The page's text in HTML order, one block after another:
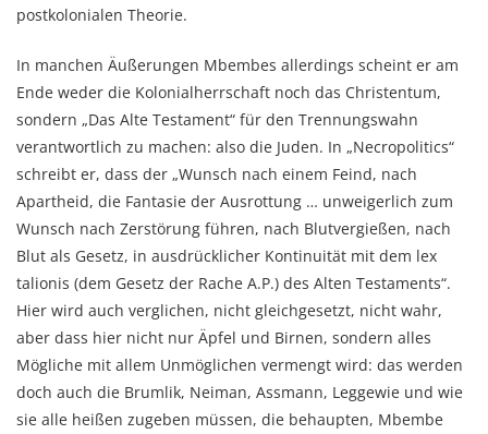
postkolonialen Theorie.
In manchen Äußerungen Mbembes allerdings scheint er am
Ende weder die Kolonialherrschaft noch das Christentum,
sondern „Das Alte Testament“ für den Trennungswahn
verantwortlich zu machen: also die Juden. In „Necropolitics“
schreibt er, dass der „Wunsch nach einem Feind, nach
Apartheid, die Fantasie der Ausrottung … unweigerlich zum
Wunsch nach Zerstörung führen, nach Blutvergießen, nach
Blut als Gesetz, in ausdrücklicher Kontinuität mit dem lex
talionis (dem Gesetz der Rache A.P.) des Alten Testaments“.
Hier wird auch verglichen, nicht gleichgesetzt, nicht wahr,
aber dass hier nicht nur Äpfel und Birnen, sondern alles
Mögliche mit allem Unmöglichen vermengt wird: das werden
doch auch die Brumlik, Neiman, Assmann, Leggewie und wie
sie alle heißen zugeben müssen, die behaupten, Mbembe